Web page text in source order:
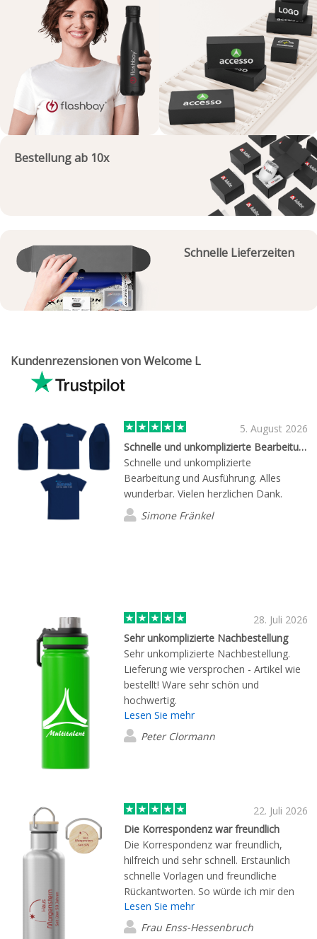
Bestellung ab 10x
Schnelle Lieferzeiten
Kundenrezensionen von Welcome L
5. August 2026
Schnelle und unkomplizierte Bearbeitung…
Schnelle und unkomplizierte
Bearbeitung und Ausführung. Alles
wunderbar. Vielen herzlichen Dank.
Simone Fränkel
28. Juli 2026
Sehr unkomplizierte Nachbestellung
Sehr unkomplizierte Nachbestellung.
Lieferung wie versprochen - Artikel wie
bestellt! Ware sehr schön und
hochwertig.
Lesen Sie mehr
Peter Clormann
22. Juli 2026
Die Korrespondenz war freundlich
Die Korrespondenz war freundlich,
hilfreich und sehr schnell. Erstaunlich
schnelle Vorlagen und freundliche
Rückantworten. So würde ich mir den
Umgang mit Kunden immer wünschen.
Lesen Sie mehr
Frau Enss-Hessenbruch